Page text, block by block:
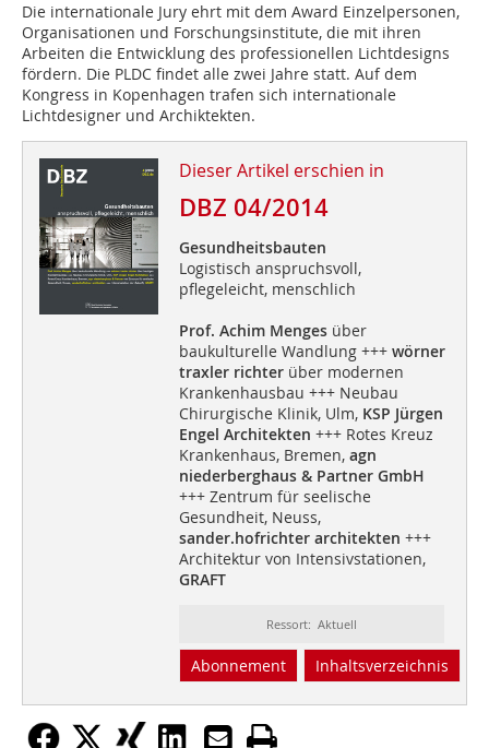
Die internationale Jury ehrt mit dem Award Einzelpersonen,
Organisationen und Forschungsinstitute, die mit ihren
Arbeiten die Entwicklung des professionellen Lichtdesigns
fördern. Die PLDC findet alle zwei Jahre statt. Auf dem
Kongress in Kopenhagen trafen sich internationale
Lichtdesigner und Archiktekten.
Dieser Artikel erschien in
DBZ 04/2014
Gesundheitsbauten
Logistisch anspruchsvoll,
pflegeleicht, menschlich
Prof. Achim Menges über
baukulturelle Wandlung +++ wörner
traxler richterüber modernen
Krankenhausbau +++ Neubau
Chirurgische Klinik, Ulm, KSP Jürgen
Engel Architekten +++ Rotes Kreuz
Krankenhaus, Bremen, agn
niederberghaus & Partner GmbH
+++ Zentrum für seelische
Gesundheit, Neuss,
sander.hofrichter architekten +++
Architektur von Intensivstationen,
GRAFT
Ressort: Aktuell
Abonnement Inhaltsverzeichnis